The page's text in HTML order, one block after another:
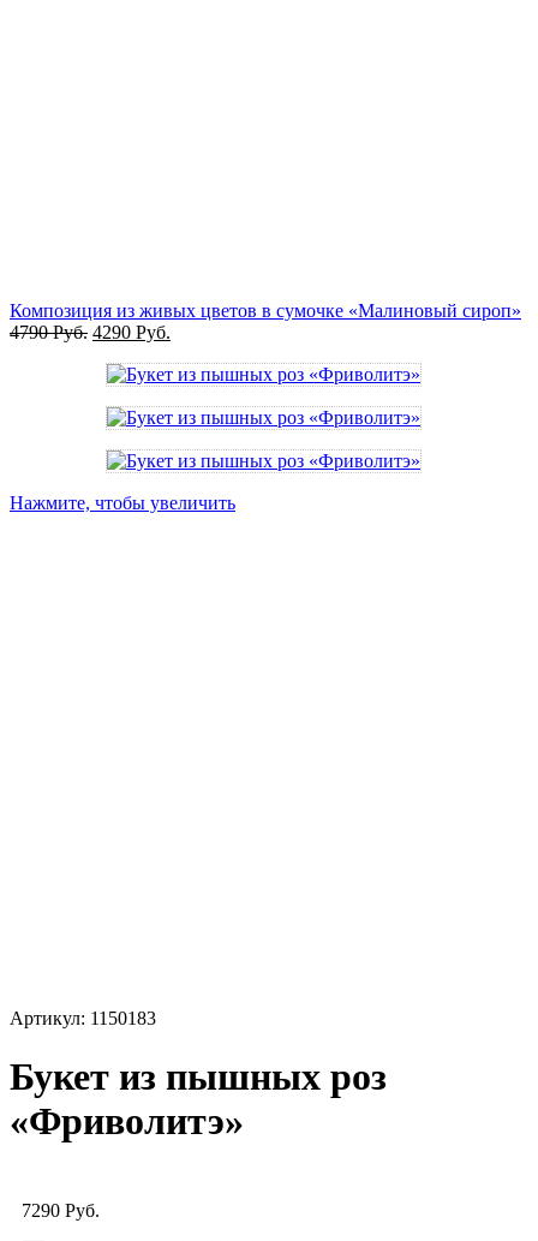
Композиция из живых цветов в сумочке «Малиновый сироп»
4790Руб. 4290 Руб.
Нажмите, чтобы увеличить
Артикул: 1150183
Букет из пышных роз
«Фриволитэ»
7290 Руб.